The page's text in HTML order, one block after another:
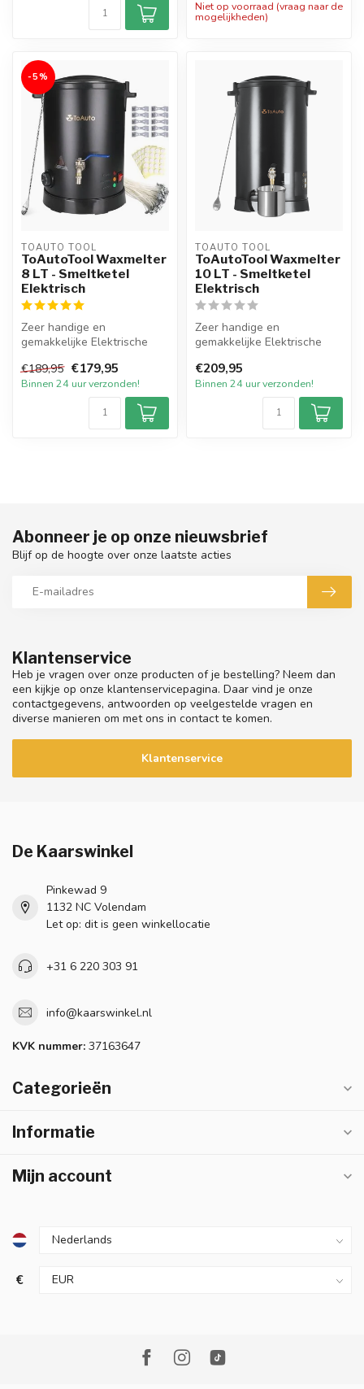
Niet op voorraad (vraag naar de
mogelijkheden)
-5%
TOAUTO TOOL
ToAutoTool Waxmelter
8 LT - Smeltketel
Elektrisch
Zeer handige en
gemakkelijke Elektrische
van 8 liter v...
€189,95 €179,95
Binnen 24 uur verzonden!
TOAUTO TOOL
ToAutoTool Waxmelter
10 LT - Smeltketel
Elektrisch
Zeer handige en
gemakkelijke Elektrische
inhoud van 1...
€209,95
Binnen 24 uur verzonden!
Klantenservice
Heb je vragen over onze producten of je bestelling? Neem dan
een kijkje op onze klantenservicepagina. Daar vind je onze
contactgegevens, antwoorden op veelgestelde vragen en
diverse manieren om met ons in contact te komen.
Klantenservice
Abonneer je op onze nieuwsbrief
Blijf op de hoogte over onze laatste acties
De Kaarswinkel
Pinkewad 9
1132 NC Volendam
Let op: dit is geen winkellocatie
+31 6 220 303 91
info@kaarswinkel.nl
KVK nummer: 37163647
Categorieën
Informatie
Mijn account
€